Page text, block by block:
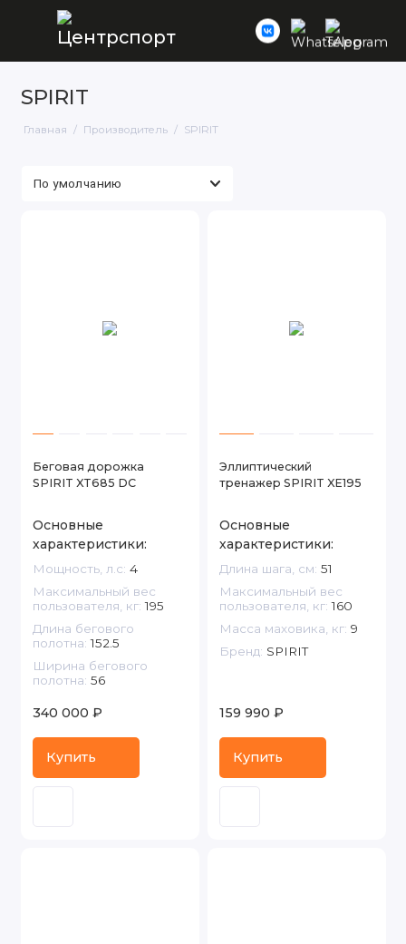
SPIRIT
Главная Производитель SPIRIT
Беговая дорожка
SPIRIT XT685 DC
Основные
характеристики:
Мощность, л.с: 4
Максимальный вес
пользователя, кг: 195
Длина бегового
полотна: 152.5
Ширина бегового
полотна: 56
340 000 ₽
Купить
Эллиптический
тренажер SPIRIT XE195
Основные
характеристики:
Длина шага, см: 51
Максимальный вес
пользователя, кг: 160
Масса маховика, кг: 9
Бренд: SPIRIT
159 990 ₽
Купить